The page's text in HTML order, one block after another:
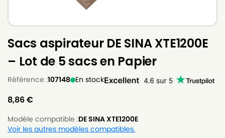
Sacs aspirateur DE SINA XTE1200E
– Lot de 5 sacs en Papier
Référence :107148 En stock
8,86€
Modèle compatible :DE SINA XTE1200E
Voir les autres modèles compatibles.